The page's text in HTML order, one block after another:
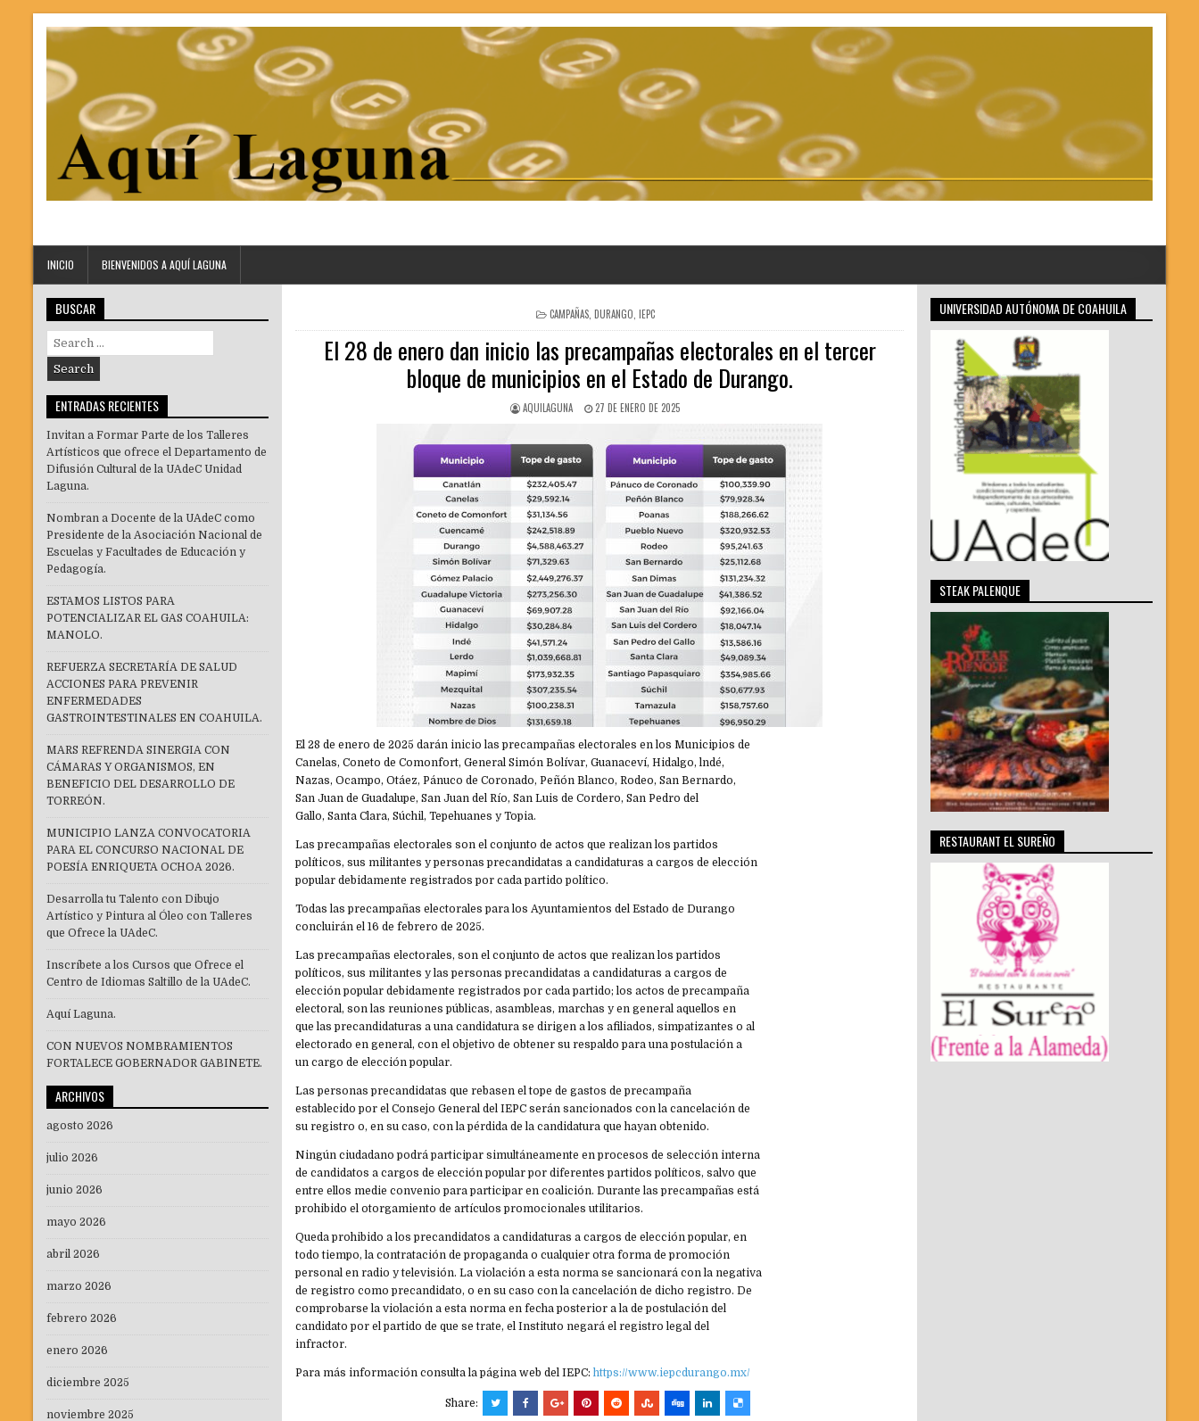
INICIO BIENVENIDOS A AQUÍ LAGUNA
POSTED
IN
CAMPAÑAS, DURANGO, IEPC
El 28 de enero dan inicio las precampañas electorales en el tercer
bloque de municipios en el Estado de Durango.
AQUILAGUNA 27 DE ENERO DE 2025
El 28 de enero de 2025 darán inicio las precampañas electorales en los Municipios de
Canelas, Coneto de Comonfort, General Simón Bolívar, Guanaceví, Hidalgo, lndé,
Nazas, Ocampo, Otáez, Pánuco de Coronado, Peñón Blanco, Rodeo, San Bernardo,
San Juan de Guadalupe, San Juan del Río, San Luis de Cordero, San Pedro del
Gallo, Santa Clara, Súchil, Tepehuanes y Topia.
Las precampañas electorales son el conjunto de actos que realizan los partidos
políticos, sus militantes y personas precandidatas a candidaturas a cargos de elección
popular debidamente registrados por cada partido político.
Todas las precampañas electorales para los Ayuntamientos del Estado de Durango
concluirán el 16 de febrero de 2025.
Las precampañas electorales, son el conjunto de actos que realizan los partidos
políticos, sus militantes y las personas precandidatas a candidaturas a cargos de
elección popular debidamente registrados por cada partido; los actos de precampaña
electoral, son las reuniones públicas, asambleas, marchas y en general aquellos en
que las precandidaturas a una candidatura se dirigen a los afiliados, simpatizantes o al
electorado en general, con el objetivo de obtener su respaldo para una postulación a
un cargo de elección popular.
Las personas precandidatas que rebasen el tope de gastos de precampaña
establecido por el Consejo General del IEPC serán sancionados con la cancelación de
su registro o, en su caso, con la pérdida de la candidatura que hayan obtenido.
Ningún ciudadano podrá participar simultáneamente en procesos de selección interna
de candidatos a cargos de elección popular por diferentes partidos políticos, salvo que
entre ellos medie convenio para participar en coalición. Durante las precampañas está
prohibido el otorgamiento de artículos promocionales utilitarios.
Queda prohibido a los precandidatos a candidaturas a cargos de elección popular, en
todo tiempo, la contratación de propaganda o cualquier otra forma de promoción
personal en radio y televisión. La violación a esta norma se sancionará con la negativa
de registro como precandidato, o en su caso con la cancelación de dicho registro. De
comprobarse la violación a esta norma en fecha posterior a la de postulación del
candidato por el partido de que se trate, el Instituto negará el registro legal del
infractor.
Para más información consulta la página web del IEPC:https://www.iepcdurango.mx/
Share:
BUSCAR
Search
for:
ENTRADAS RECIENTES
Invitan a Formar Parte de los Talleres
Artísticos que ofrece el Departamento de
Difusión Cultural de la UAdeC Unidad
Laguna.
Nombran a Docente de la UAdeC como
Presidente de la Asociación Nacional de
Escuelas y Facultades de Educación y
Pedagogía.
ESTAMOS LISTOS PARA
POTENCIALIZAR EL GAS COAHUILA:
MANOLO.
REFUERZA SECRETARÍA DE SALUD
ACCIONES PARA PREVENIR
ENFERMEDADES
GASTROINTESTINALES EN COAHUILA.
MARS REFRENDA SINERGIA CON
CÁMARAS Y ORGANISMOS, EN
BENEFICIO DEL DESARROLLO DE
TORREÓN.
MUNICIPIO LANZA CONVOCATORIA
PARA EL CONCURSO NACIONAL DE
POESÍA ENRIQUETA OCHOA 2026.
Desarrolla tu Talento con Dibujo
Artístico y Pintura al Óleo con Talleres
que Ofrece la UAdeC.
Inscríbete a los Cursos que Ofrece el
Centro de Idiomas Saltillo de la UAdeC.
Aquí Laguna.
CON NUEVOS NOMBRAMIENTOS
FORTALECE GOBERNADOR GABINETE.
ARCHIVOS
agosto 2026
julio 2026
junio 2026
mayo 2026
abril 2026
marzo 2026
febrero 2026
enero 2026
diciembre 2025
noviembre 2025
UNIVERSIDAD AUTÓNOMA DE COAHUILA
STEAK PALENQUE
RESTAURANT EL SUREÑO